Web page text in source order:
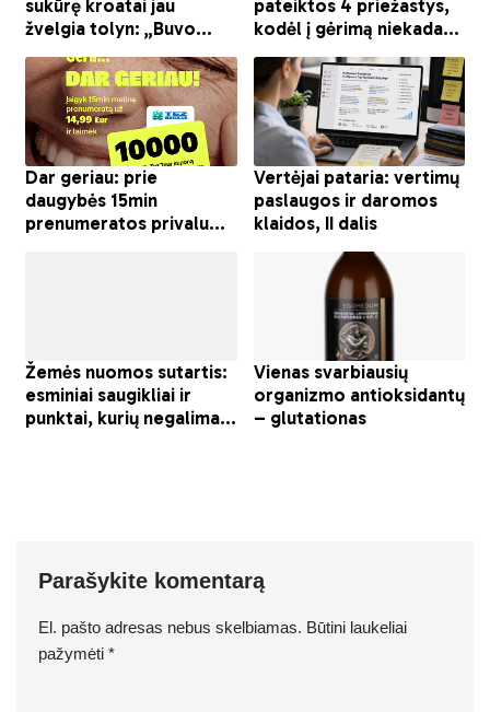
Parašykite komentarą
El. pašto adresas nebus skelbiamas. Būtini laukeliai
pažymėti *